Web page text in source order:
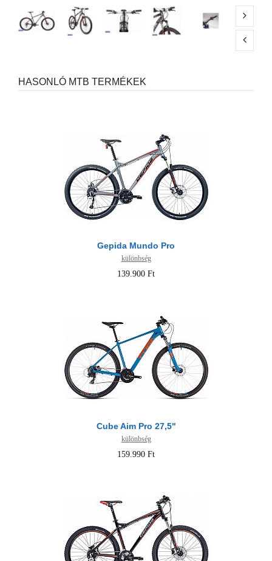
HASONLÓ MTB TERMÉKEK
Gepida Mundo Pro
különbség
139.900 Ft
Cube Aim Pro 27,5"
különbség
159.990 Ft